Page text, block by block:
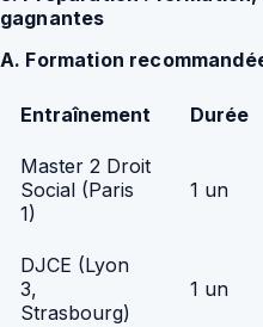
gagnantes
A. Formation
Entraînement Durée
Master 2 Droit
Social (Paris
1)
1 un
DJCE (Lyon
3,
Strasbourg)
1 un